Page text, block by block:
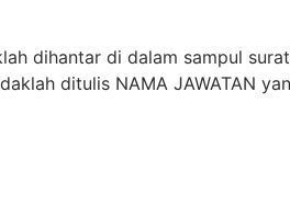
dihantar di dalam sampul
ditulis NAMA JAWATAN